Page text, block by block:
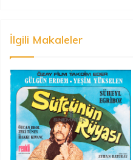
İlgili Makaleler